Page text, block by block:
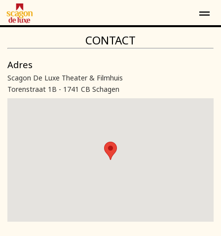
Word vriend*
Home Locatie Agenda
CONTACT
Adres
Scagon De Luxe Theater & Filmhuis
Torenstraat 1B - 1741 CB Schagen